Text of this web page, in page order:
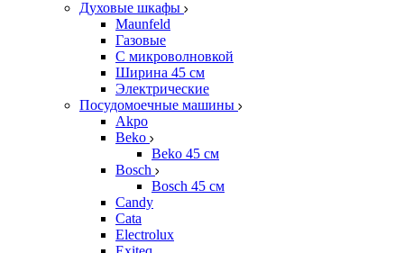
Духовые шкафы
Maunfeld
Газовые
С микроволновкой
Ширина 45 см
Электрические
Посудомоечные машины
Akpo
Beko
Beko 45 см
Bosch
Bosch 45 см
Candy
Cata
Electrolux